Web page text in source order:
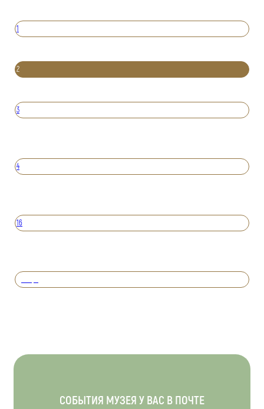
1
2
3
4
16
СОБЫТИЯ МУЗЕЯ У ВАС В ПОЧТЕ